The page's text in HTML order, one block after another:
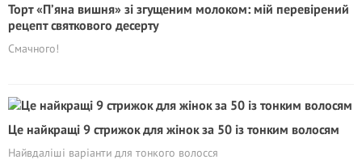
Торт «П’янa вишня» зі згущеним молоком: мій перевірений
рецепт святкового десерту
Смачного!
Це найкращі 9 стрижок для жінок за 50 із тонким волосям
Найвдаліші варіанти для тонкого волосся